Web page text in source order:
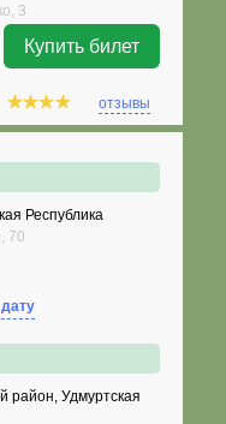
3
Купить билет
отзывы
Республика
70
район, Удмуртская